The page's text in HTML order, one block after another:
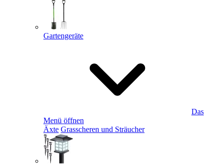
Gartengeräte
Das
Menü öffnen
Äxte Grasscheren und Sträucher